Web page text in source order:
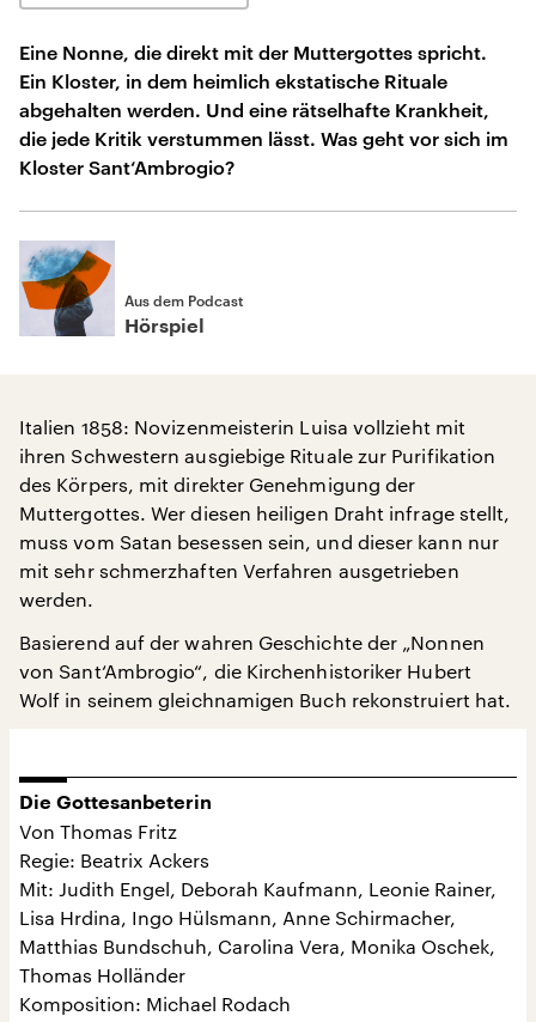
Eine Nonne, die direkt mit der Muttergottes spricht.
Ein Kloster, in dem heimlich ekstatische Rituale
abgehalten werden. Und eine rätselhafte Krankheit,
die jede Kritik verstummen lässt. Was geht vor sich im
Kloster Sant‘Ambrogio?
Aus dem Podcast
Hörspiel
Italien 1858: Novizenmeisterin Luisa vollzieht mit
ihren Schwestern ausgiebige Rituale zur Purifikation
des Körpers, mit direkter Genehmigung der
Muttergottes. Wer diesen heiligen Draht infrage stellt,
muss vom Satan besessen sein, und dieser kann nur
mit sehr schmerzhaften Verfahren ausgetrieben
werden.
Basierend auf der wahren Geschichte der „Nonnen
von Sant‘Ambrogio“, die Kirchenhistoriker Hubert
Wolf in seinem gleichnamigen Buch rekonstruiert hat.
Die Gottesanbeterin
Von Thomas Fritz
Regie: Beatrix Ackers
Mit: Judith Engel, Deborah Kaufmann, Leonie Rainer,
Lisa Hrdina, Ingo Hülsmann, Anne Schirmacher,
Matthias Bundschuh, Carolina Vera, Monika Oschek,
Thomas Holländer
Komposition: Michael Rodach